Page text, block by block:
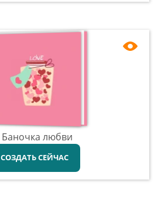
Баночка любви
СОЗДАТЬ СЕЙЧАС